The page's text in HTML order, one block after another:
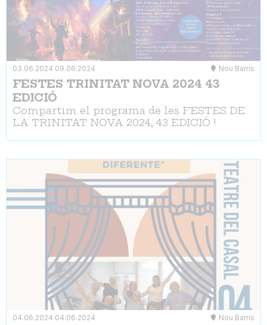
03.06.2024 09.06.2024 Nou Barris
FESTES TRINITAT NOVA 2024 43
EDICIÓ
Compartim el programa de les FESTES DE
LA TRINITAT NOVA 2024, 43 EDICIÓ !
04.06.2024 04.06.2024 Nou Barris